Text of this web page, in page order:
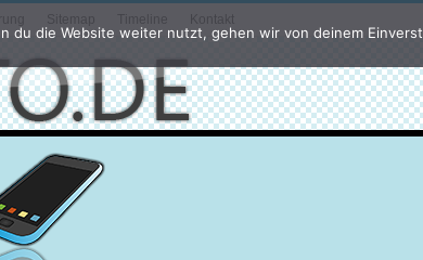
Sitemap Timeline Kontakt
du die Website weiter nutzt, gehen wir von deinem